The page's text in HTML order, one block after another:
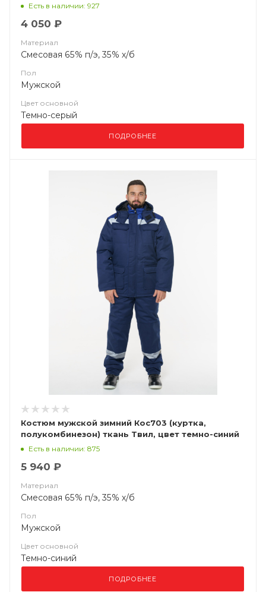
Есть в наличии: 927
4 050 ₽
Материал
Смесовая 65% п/э, 35% х/б
Пол
Мужской
Цвет основной
Темно-серый
ПОДРОБНЕЕ
Костюм мужской зимний Кос703 (куртка,
полукомбинезон) ткань Твил, цвет темно-синий
с васильковым (ЧЗ)
Есть в наличии: 875
5 940 ₽
Материал
Смесовая 65% п/э, 35% х/б
Пол
Мужской
Цвет основной
Темно-синий
ПОДРОБНЕЕ